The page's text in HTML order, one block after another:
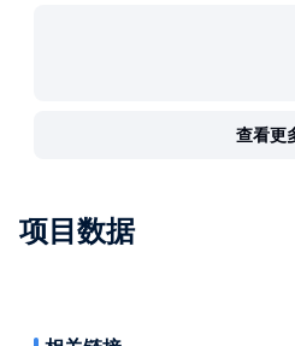
查看更
项目数据